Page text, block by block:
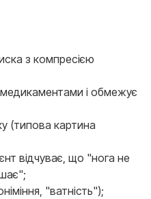
з компресією
медикаментами і обмежує
(типова картина
відчуває, що "нога не
"ватність");